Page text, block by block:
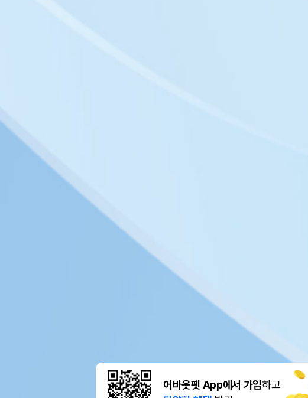
어바웃펫 App에서 가입하고